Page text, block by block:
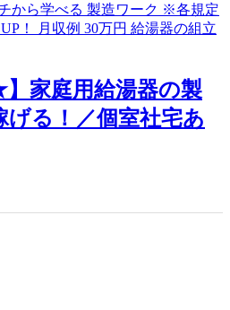
】家庭用給湯器の製
げる！／個室社宅あ